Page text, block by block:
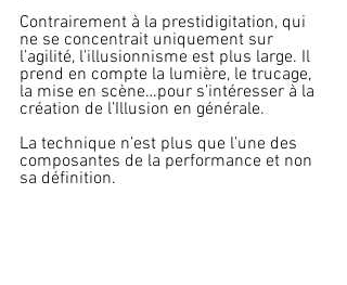
Contrairement à la prestidigitation, qui
ne se concentrait uniquement sur
l’agilité, l'illusionnisme est plus large. Il
prend en compte la lumière, le trucage,
la mise en scène…pour s’intéresser à la
création de l’Illusion en générale.
La technique n’est plus que l’une des
composantes de la performance et non
sa définition.